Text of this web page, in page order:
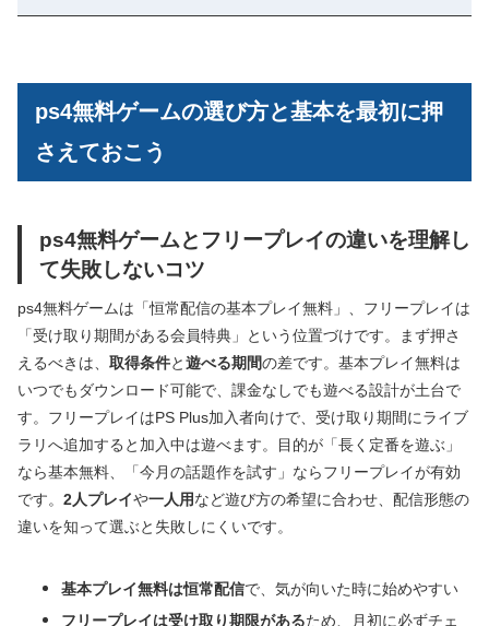
ps4無料ゲームの選び方と基本を最初に押
さえておこう
ps4無料ゲームとフリープレイの違いを理解し
て失敗しないコツ
ps4無料ゲームは「恒常配信の基本プレイ無料」、フリープレイは
「受け取り期間がある会員特典」という位置づけです。まず押さ
えるべきは、 取得条件と遊べる期間の差です。基本プレイ無料は
いつでもダウンロード可能で、課金なしでも遊べる設計が土台で
す。フリープレイはPS Plus加入者向けで、受け取り期間にライブ
ラリへ追加すると加入中は遊べます。目的が「長く定番を遊ぶ」
なら基本無料、「今月の話題作を試す」ならフリープレイが有効
です。 2人プレイや一人用など遊び方の希望に合わせ、配信形態の
違いを知って選ぶと失敗しにくいです。
基本プレイ無料は恒常配信で、気が向いた時に始めやすい
フリープレイは受け取り期限があるため、月初に必ずチェ